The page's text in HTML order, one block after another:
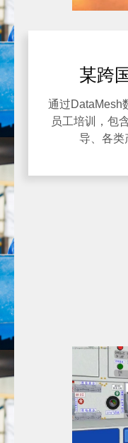
某跨
通过DataMesh
员工培训，包
导、各类